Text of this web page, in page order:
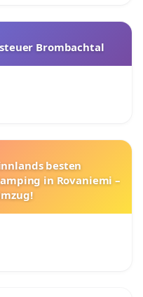
Brombachtal
besten
in Rovaniemi –